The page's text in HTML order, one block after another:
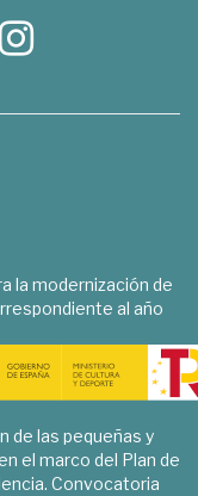
la modernización de
al año
de las pequeñas y
el marco del Plan de
Convocatoria